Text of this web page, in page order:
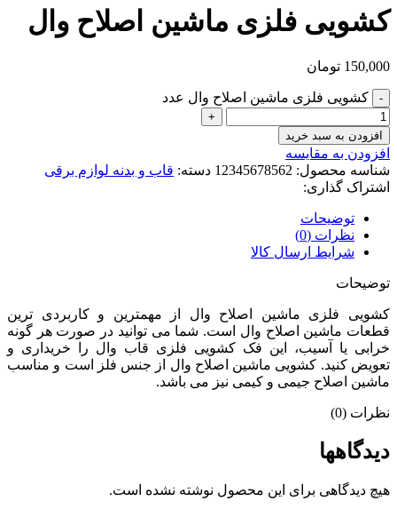
کشویی فلزی ماشین اصلاح وال
150,000 تومان
کشویی فلزی ماشین اصلاح وال عدد
افزودن به سبد خرید
افزودن به مقایسه
شناسه محصول: 12345678562 دسته: قاب و بدنه لوازم برقی
اشتراک گذاری:
توضیحات
نظرات (0)
شرایط ارسال کالا
توضیحات
کشویی فلزی ماشین اصلاح وال از مهمترین و کاربردی ترین
قطعات ماشین اصلاح وال است. شما می توانید در صورت هر گونه
خرابی یا آسیب، این فک کشویی فلزی قاب وال را خریداری و
تعویض کنید. کشویی ماشین اصلاح وال از جنس فلز است و مناسب
ماشین اصلاح جیمی و کیمی نیز می باشد.
نظرات (0)
دیدگاهها
هیچ دیدگاهی برای این محصول نوشته نشده است.